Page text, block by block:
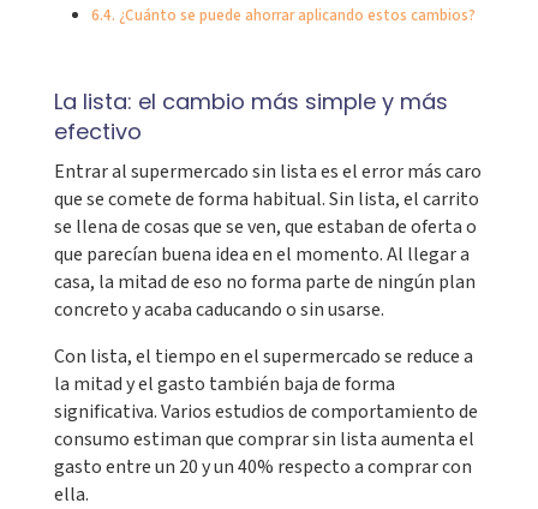
¿Cuánto se puede ahorrar aplicando estos cambios?
La lista: el cambio más simple y más
efectivo
Entrar al supermercado sin lista es el error más caro
que se comete de forma habitual. Sin lista, el carrito
se llena de cosas que se ven, que estaban de oferta o
que parecían buena idea en el momento. Al llegar a
casa, la mitad de eso no forma parte de ningún plan
concreto y acaba caducando o sin usarse.
Con lista, el tiempo en el supermercado se reduce a
la mitad y el gasto también baja de forma
significativa. Varios estudios de comportamiento de
consumo estiman que comprar sin lista aumenta el
gasto entre un 20 y un 40% respecto a comprar con
ella.